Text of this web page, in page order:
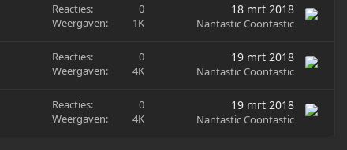
Reacties
0
Weergaven
1K
18 mrt 2018
Nantastic Coontastic
Reacties
0
Weergaven
4K
19 mrt 2018
Nantastic Coontastic
Reacties
0
Weergaven
4K
19 mrt 2018
Nantastic Coontastic